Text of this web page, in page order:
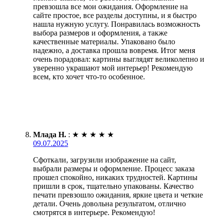
превзошла все мои ожидания. Оформление на
сайте простое, все разделы доступны, и я быстро
нашла нужную услугу. Понравилась возможность
выбора размеров и оформления, а также
качественные материалы. Упаковано было
надежно, а доставка прошла вовремя. Итог меня
очень порадовал: картины выглядят великолепно и
уверенно украшают мой интерьер! Рекомендую
всем, кто хочет что-то особенное.
Млада Н. : ★ ★ ★ ★ ★
09.07.2025
Сфоткали, загрузили изображение на сайт,
выбрали размеры и оформление. Процесс заказа
прошел спокойно, никаких трудностей. Картины
пришли в срок, тщательно упакованы. Качество
печати превзошло ожидания, яркие цвета и четкие
детали. Очень довольна результатом, отлично
смотрятся в интерьере. Рекомендую!